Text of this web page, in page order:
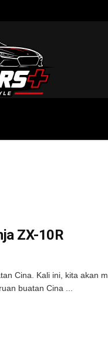
ZX-10R
Cina. Kali ini, kita akan
buatan Cina ...